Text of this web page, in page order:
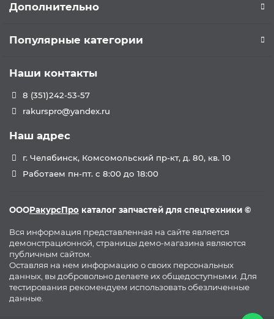
Дополнительно
Популярные категории
Наши контакты
8 (351)242-53-57
rakurspro@yandex.ru
Наш адрес
г. Челябинск, Комсомольский пр-кт, д. 80, кв. 10
Работаем пн-пт. с 8:00 до 18:00
ОООРакурсПро каталог запчастей для спецтехники ©
Вся информация представленная на сайте является
демонстрационной, страницы демо-магазина являются
публичным сайтом.
Оставляя на нем информацию о своих персональных
данных, вы добровольно делаете их общедоступными. Для
тестирования рекомендуем использовать обезличенные
данные.